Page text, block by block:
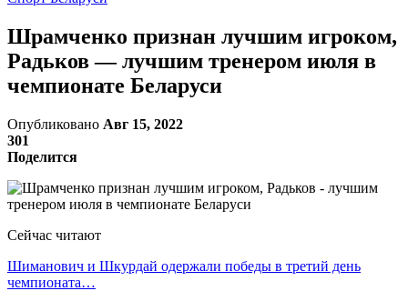
Шрамченко признан лучшим игроком,
Радьков — лучшим тренером июля в
чемпионате Беларуси
Опубликовано Авг 15, 2022
301
Поделится
Сейчас читают
Шиманович и Шкурдай одержали победы в третий день
чемпионата…